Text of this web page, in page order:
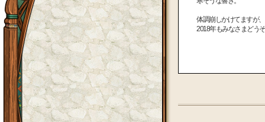
体調崩しかけてますが
2018年もみなさまどう